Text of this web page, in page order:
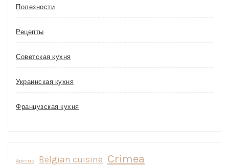
Полезности
Рецепты
Советская кухня
Украинская кухня
Французская кухня
Apicius Belgian cuisine Crimea